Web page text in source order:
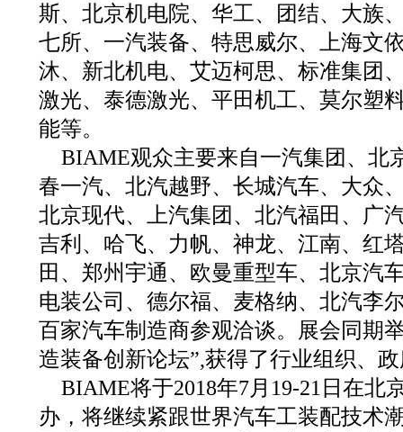
斯、北京机电院、华工、团结、大族
七所、一汽装备、特思威尔、上海文
沐、新北机电、艾迈柯思、标准集团
激光、泰德激光、平田机工、莫尔塑
能等。
BIAME观众主要来自一汽集团、北
春一汽、北汽越野、长城汽车、大众
北京现代、上汽集团、北汽福田、广
吉利、哈飞、力帆、神龙、江南、红
田、郑州宇通、欧曼重型车、北京汽
电装公司、德尔福、麦格纳、北汽李
百家汽车制造商参观洽谈。展会同期
造装备创新论坛”,获得了行业组织、
BIAME将于2018年7月19-21日在北
办，将继续紧跟世界汽车工装配技术